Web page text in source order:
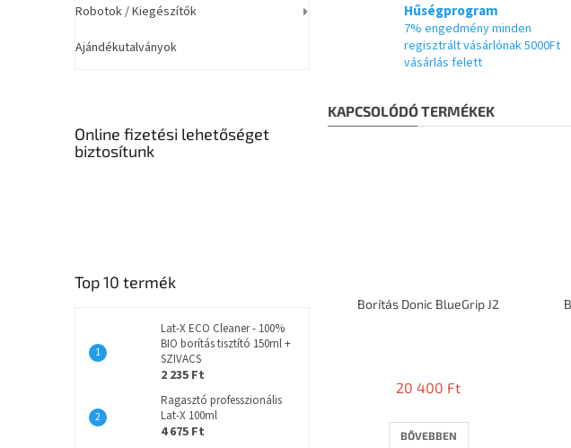
Robotok / Kiegészítők
Ajándékutalványok
Online fizetési lehetőséget
biztosítunk
Top 10 termék
Lat-X ECO Cleaner - 100%
BIO borítás tisztító 150ml +
SZIVACS
2 235 Ft
Ragasztó professzionális
Lat-X 100ml
4 675 Ft
Hűségprogram
7% engedmény minden
regisztrált vásárlónak 5000Ft
vásárlás felett
KAPCSOLÓDÓ TERMÉKEK
Borítás Donic BlueGrip J2
20 400 Ft
BŐVEBBEN